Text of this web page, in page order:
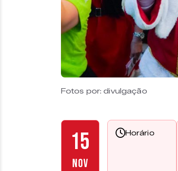
Fotos por: divulgação
15
NOV
Horário